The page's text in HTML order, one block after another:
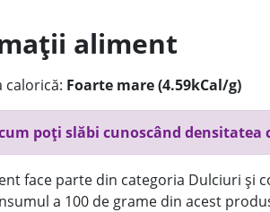
aliment
calorică: Foarte mare (4.59kCal/g)
poți slăbi cunoscând
face parte din categoria Dulciuri și
a 100 de grame din acest